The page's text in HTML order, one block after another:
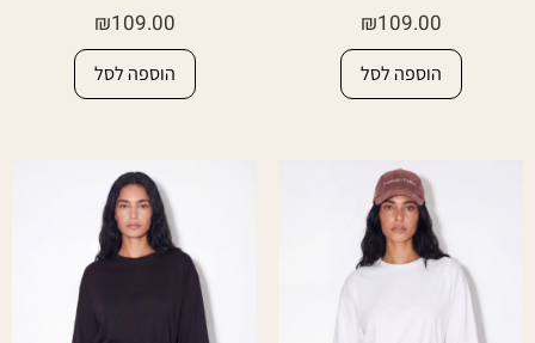
₪109.00
הוספה לסל
₪109.00
הוספה לסל